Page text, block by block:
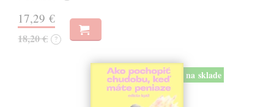
17,29 €
18,20 € ?
na sklade